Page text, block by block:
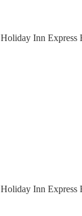
Holiday Inn Express
Holiday Inn Express